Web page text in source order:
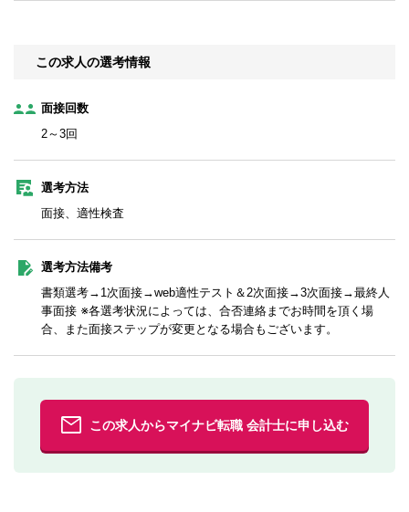
この求人の選考情報
面接回数
2～3回
選考方法
面接、適性検査
選考方法備考
書類選考→1次面接→web適性テスト＆2次面接→3次面接→最終人
事面接 ※各選考状況によっては、合否連絡までお時間を頂く場
合、また面接ステップが変更となる場合もございます。
この求人からマイナビ転職 会計士に申し込む